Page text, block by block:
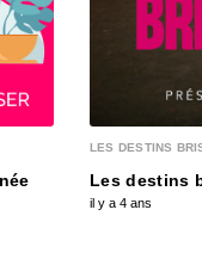
LES DESTINS
Les destins
il y a 4 ans